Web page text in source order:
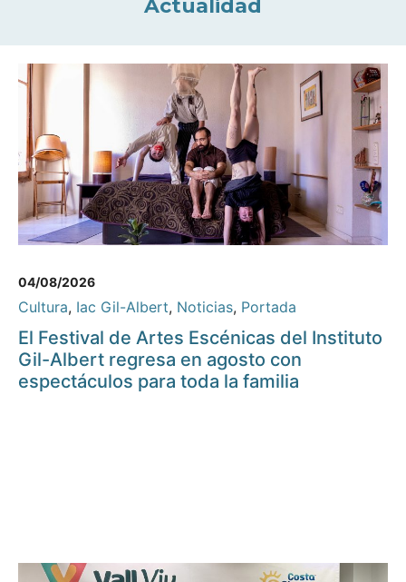
Actualidad
04/08/2026
Cultura, Iac Gil-Albert, Noticias, Portada
El Festival de Artes Escénicas del Instituto
Gil-Albert regresa en agosto con
espectáculos para toda la familia